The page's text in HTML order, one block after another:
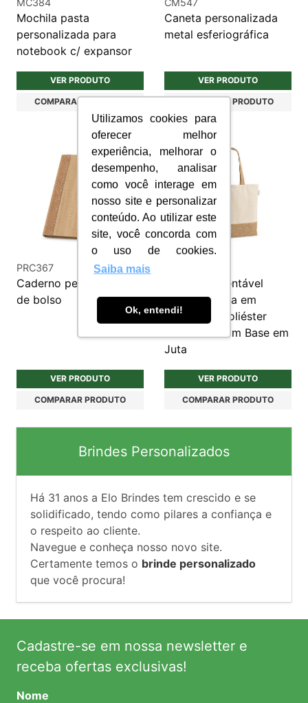
Utilizamos cookies para
oferecer melhor
experiência, melhorar o
desempenho, analisar
como você interage em
nosso site e personalizar
conteúdo. Ao utilizar este
site, você concorda com
o uso de cookies.
Saiba mais
Ok, entendi!
Mochila pasta
personalizada para
notebook c/ expansor
VER PRODUTO
COMPARAR PRODUTO
Caneta personalizada
metal esferiográfica
VER PRODUTO
COMPARAR PRODUTO
PRC367
Caderno personalizado
de bolso
VER PRODUTO
COMPARAR PRODUTO
Sacola Sustentável
Personalizada em
Algodão e Poliéster
Reciclado com Base em
Juta
VER PRODUTO
COMPARAR PRODUTO
Brindes Personalizados
Há 31 anos a Elo Brindes tem crescido e se
solidificado, tendo como pilares a confiança e
o respeito ao cliente.
Navegue e conheça nosso novo site.
Certamente temos o brinde personalizado
que você procura!
Cadastre-se em nossa newsletter e
receba ofertas exclusivas!
Nome